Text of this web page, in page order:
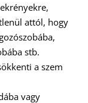
attól, hogy
stb.
a szem
vagy